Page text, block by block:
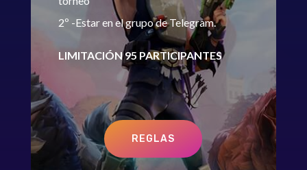
2º -Estar en el grupo de Telegram.
LIMITACIÓN 95 PARTICIPANTES
REGLAS